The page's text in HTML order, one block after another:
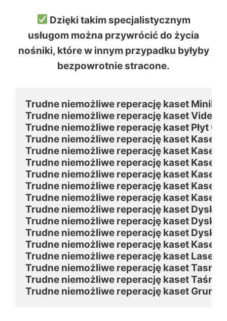
Dzięki takim specjalistycznym
usługom można przywrócić do życia
nośniki, które w innym przypadku byłyby
bezpowrotnie stracone.
Trudne niemożliwe reperację kaset
Trudne niemożliwe reperację kaset Video8
Trudne niemożliwe reperację kaset Płyt
Trudne niemożliwe reperację kaset
Trudne niemożliwe reperację kaset
Trudne niemożliwe reperację kaset
Trudne niemożliwe reperację kaset
Trudne niemożliwe reperację kaset Kaseta
Trudne niemożliwe reperację kaset
Trudne niemożliwe reperację kaset
Trudne niemożliwe reperację kaset
Trudne niemożliwe reperację kaset
Trudne niemożliwe reperację kaset Kaseta
Trudne niemożliwe reperację kaset Laser
Trudne niemożliwe reperację kaset
Trudne niemożliwe reperację kaset Taśma
Trudne niemożliwe reperację kaset